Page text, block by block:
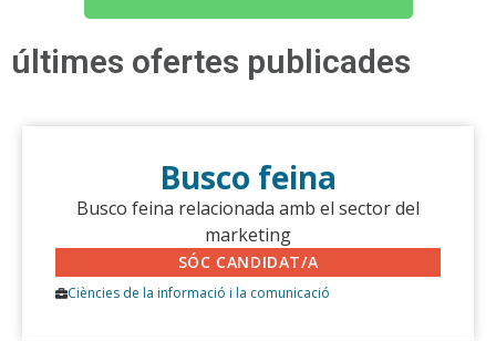
últimes ofertes publicades
Busco feina
Busco feina relacionada amb el sector del
marketing
SÓC CANDIDAT/A
Ciències de la informació i la comunicació